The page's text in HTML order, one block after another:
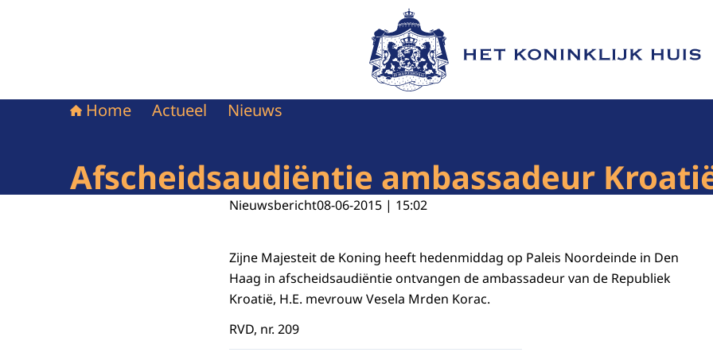
Naar de homepage van Het Koninklijk Huis
Home Actueel Nieuws
Afscheidsaudiëntie ambassadeur
Nieuwsbericht08-06-2015 | 15:02
Zijne Majesteit de Koning heeft hedenmiddag op Paleis Noordeinde in Den
Haag in afscheidsaudiëntie ontvangen de ambassadeur van de Republiek
Kroatië, H.E. mevrouw Vesela Mrden Korac.
RVD, nr. 209